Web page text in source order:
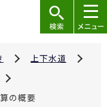
上下水道
の概要